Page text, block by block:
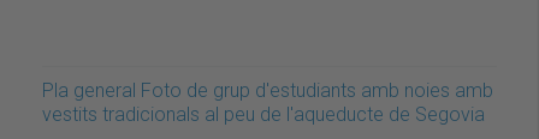
Pla general Foto de grup d'estudiants amb noies amb
vestits tradicionals al peu de l'aqueducte de Segovia